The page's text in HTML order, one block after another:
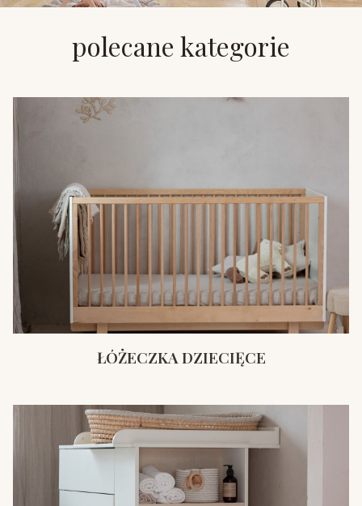
polecane kategorie
ŁÓŻECZKA DZIECIĘCE